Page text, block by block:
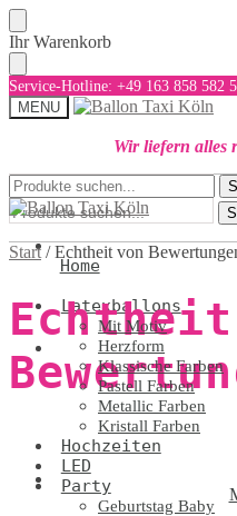
Skip
to
navigation
Skip
to
content
Ihr Warenkorb
Service-Hotline: +49 163 858 582 5
MENU
Wir liefern alles
Suchen
nach:
Suchen
nach:
Home
Latexballons
Mit Motiv
Herzform
Klassische Farben
Pastell Farben
Metallic Farben
Kristall Farben
Hochzeiten
LED
Party
Geburtstag Baby
Start /Echtheit von